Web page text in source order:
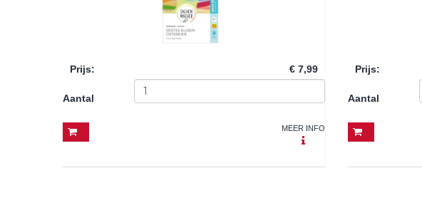
Prijs: € 7,99
Aantal
MEER INFO
Prijs:
Aantal